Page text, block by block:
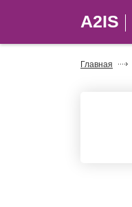
A2IS
Главная